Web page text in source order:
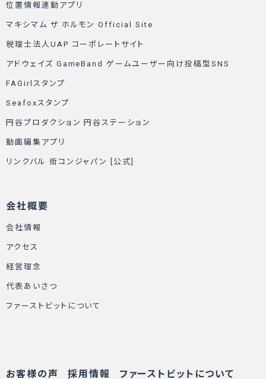
位置情報連動アプリ
マキシマム ザ ホルモン Official Site
税理士法人UAP コーポレートサイト
アドウェイズ GameBand ゲームユーザー向け投稿型SNS
FAGirlスタンプ
Seafoxスタンプ
円谷プロダクション 円谷ステーション
動画編集アプリ
リンクバル 街コンジャパン [公式]
会社概要
会社情報
アクセス
経営理念
代表あいさつ
ファーストビットについて
お客様の声 採用情報 ファーストビットについて